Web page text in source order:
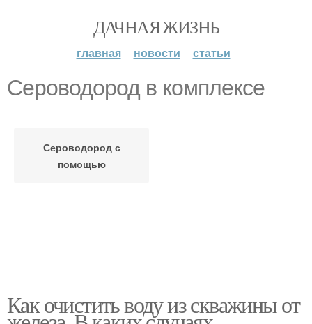
ДАЧНАЯ ЖИЗНЬ
главная новости статьи
Сероводород в комплексе
Сероводород с
помощью
Как очистить воду из скважины от